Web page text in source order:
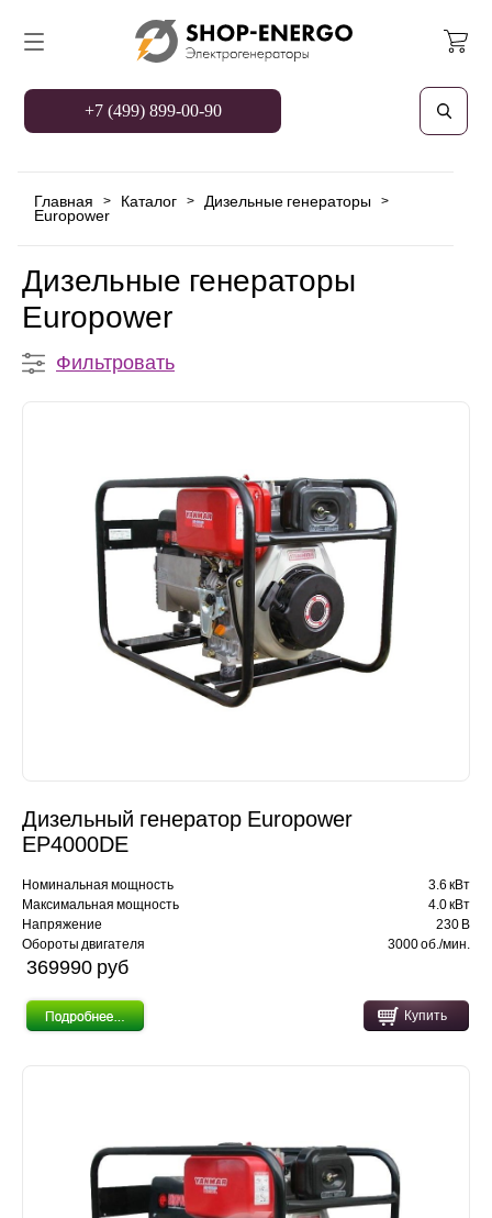
+7 (499) 899-00-90
Главная > Каталог > Дизельные генераторы >
Europower
Дизельные генераторы
Europower
Фильтровать
Дизельный генератор Europower
EP4000DE
Номинальная мощность
3.6 кВт
Максимальная мощность
4.0 кВт
Напряжение
230 В
Обороты двигателя
3000 об./мин.
369990 pуб
Купить